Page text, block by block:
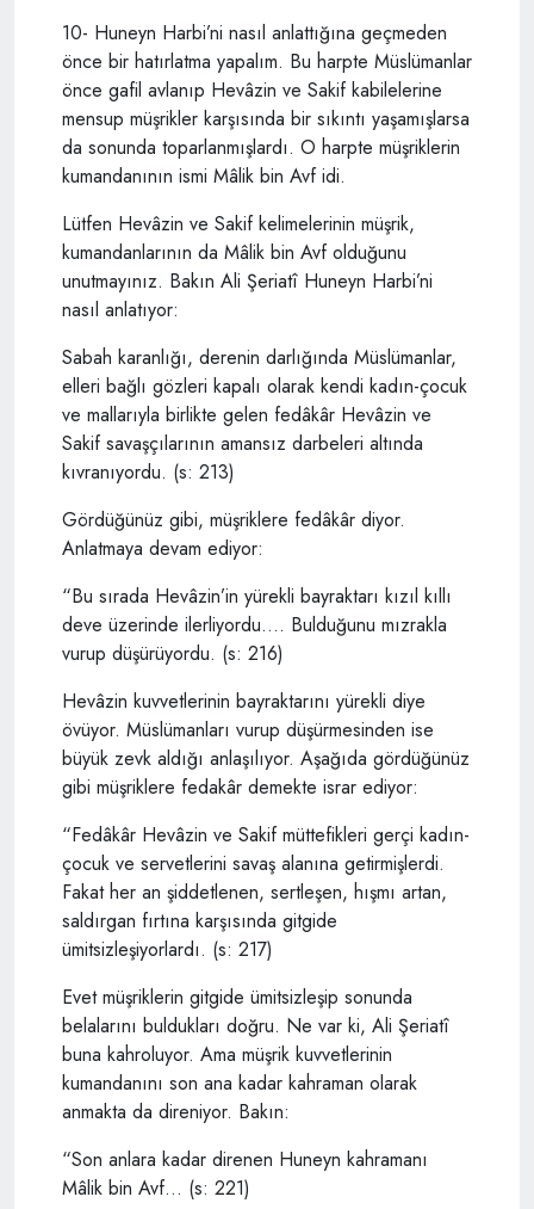
10- Huneyn Harbi’ni nasıl anlattığına geçmeden
önce bir hatırlatma yapalım. Bu harpte Müslümanlar
önce gafil avlanıp Hevâzin ve Sakif kabilelerine
mensup müşrikler karşısında bir sıkıntı yaşamışlarsa
da sonunda toparlanmışlardı. O harpte müşriklerin
kumandanının ismi Mâlik bin Avf idi.
Lütfen Hevâzin ve Sakif kelimelerinin müşrik,
kumandanlarının da Mâlik bin Avf olduğunu
unutmayınız. Bakın Ali Şeriatî Huneyn Harbi’ni
nasıl anlatıyor:
Sabah karanlığı, derenin darlığında Müslümanlar,
elleri bağlı gözleri kapalı olarak kendi kadın-çocuk
ve mallarıyla birlikte gelen fedâkâr Hevâzin ve
Sakif savaşçılarının amansız darbeleri altında
kıvranıyordu. (s: 213)
Gördüğünüz gibi, müşriklere fedâkâr diyor.
Anlatmaya devam ediyor:
“Bu sırada Hevâzin’in yürekli bayraktarı kızıl kıllı
deve üzerinde ilerliyordu…. Bulduğunu mızrakla
vurup düşürüyordu. (s: 216)
Hevâzin kuvvetlerinin bayraktarını yürekli diye
övüyor. Müslümanları vurup düşürmesinden ise
büyük zevk aldığı anlaşılıyor. Aşağıda gördüğünüz
gibi müşriklere fedakâr demekte israr ediyor:
“Fedâkâr Hevâzin ve Sakif müttefikleri gerçi kadın-
çocuk ve servetlerini savaş alanına getirmişlerdi.
Fakat her an şiddetlenen, sertleşen, hışmı artan,
saldırgan fırtına karşısında gitgide
ümitsizleşiyorlardı. (s: 217)
Evet müşriklerin gitgide ümitsizleşip sonunda
belalarını buldukları doğru. Ne var ki, Ali Şeriatî
buna kahroluyor. Ama müşrik kuvvetlerinin
kumandanını son ana kadar kahraman olarak
anmakta da direniyor. Bakın:
“Son anlara kadar direnen Huneyn kahramanı
Mâlik bin Avf… (s: 221)